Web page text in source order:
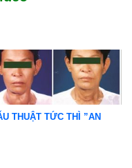
THUẬT TỨC THÌ ”AN